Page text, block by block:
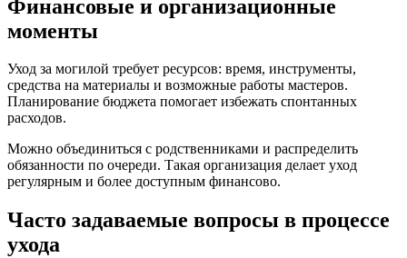
Финансовые и организационные
моменты
Уход за могилой требует ресурсов: время, инструменты,
средства на материалы и возможные работы мастеров.
Планирование бюджета помогает избежать спонтанных
расходов.
Можно объединиться с родственниками и распределить
обязанности по очереди. Такая организация делает уход
регулярным и более доступным финансово.
Часто задаваемые вопросы в процессе
ухода